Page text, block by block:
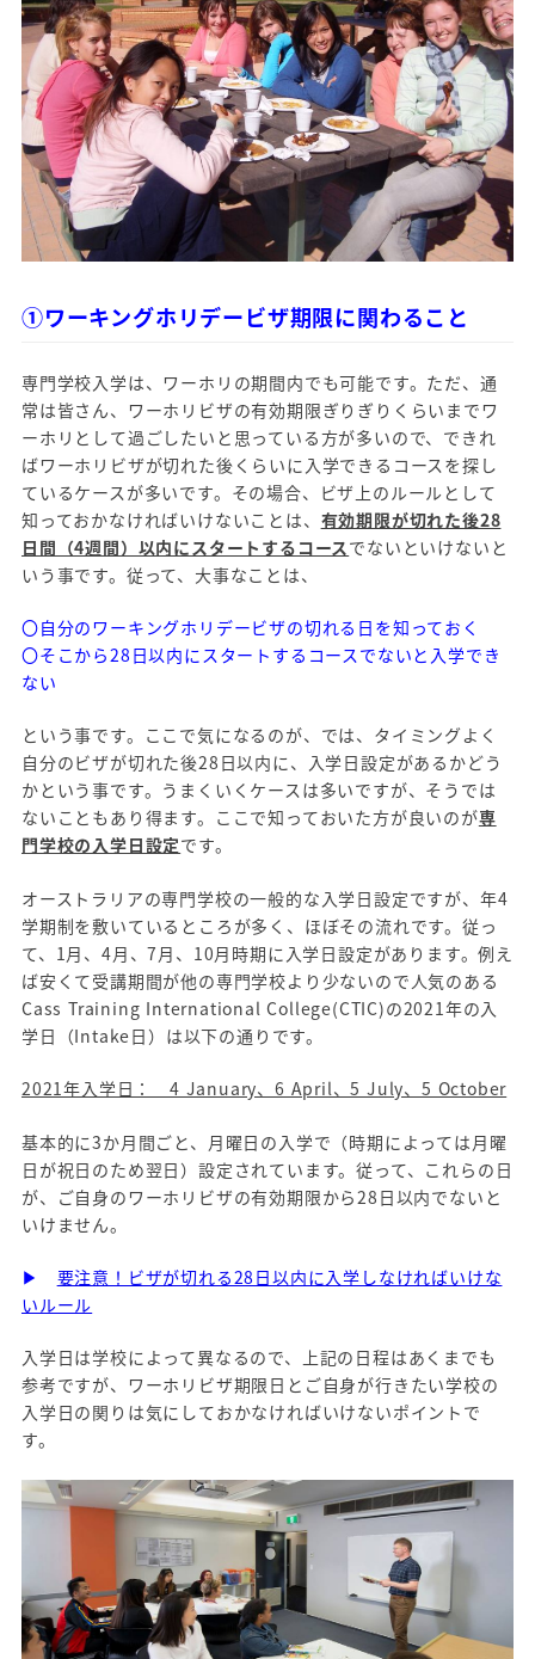
①ワーキングホリデービザ期限に関わること
専門学校入学は、ワーホリの期間内でも可能です。ただ、通
常は皆さん、ワーホリビザの有効期限ぎりぎりくらいまでワ
ーホリとして過ごしたいと思っている方が多いので、できれ
ばワーホリビザが切れた後くらいに入学できるコースを探し
ているケースが多いです。その場合、ビザ上のルールとして
知っておかなければいけないことは、 有効期限が切れた後28
日間（4週間）以内にスタートするコース でないといけないと
いう事です。従って、大事なことは、
〇自分のワーキングホリデービザの切れる日を知っておく
〇そこから28日以内にスタートするコースでないと入学でき
ない
という事です。ここで気になるのが、では、タイミングよく
自分のビザが切れた後28日以内に、入学日設定があるかどう
かという事です。うまくいくケースは多いですが、そうでは
ないこともあり得ます。ここで知っておいた方が良いのが専
門学校の入学日設定です。
オーストラリアの専門学校の一般的な入学日設定ですが、年4
学期制を敷いているところが多く、ほぼその流れです。従っ
て、1月、4月、7月、10月時期に入学日設定があります。例え
ば安くて受講期間が他の専門学校より少ないので人気のある
Cass Training International College(CTIC)の2021年の入
学日（Intake日）は以下の通りです。
2021年入学日： 4 January、6 April、5 July、5 October
基本的に3か月間ごと、月曜日の入学で（時期によっては月曜
日が祝日のため翌日）設定されています。従って、これらの日
が、ご自身のワーホリビザの有効期限から28日以内でないと
いけません。
▶
要注意！ビザが切れる28日以内に入学しなければいけな
いルール
入学日は学校によって異なるので、上記の日程はあくまでも
参考ですが、ワーホリビザ期限日とご自身が行きたい学校の
入学日の関りは気にしておかなければいけないポイントで
す。